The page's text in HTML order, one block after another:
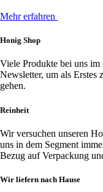
Mehr erfahren
Honig Shop
Viele Produkte bei uns
Newsletter, um als Erstes
gehen.
Reinheit
Wir versuchen unseren
uns in dem Segment
Bezug auf Verpackung
Wir liefern nach Hause